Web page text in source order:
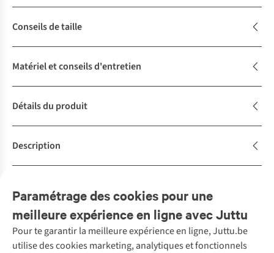
Conseils de taille
Matériel et conseils d'entretien
Détails du produit
Description
Paramétrage des cookies pour une
meilleure expérience en ligne avec Juttu
Pour te garantir la meilleure expérience en ligne, Juttu.be
utilise des cookies marketing, analytiques et fonctionnels
Service client